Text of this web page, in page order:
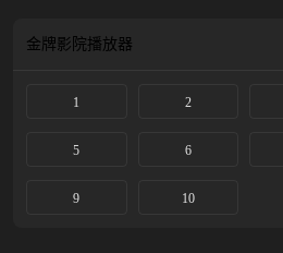
金牌影院播放器
1 2
5 6
9 10